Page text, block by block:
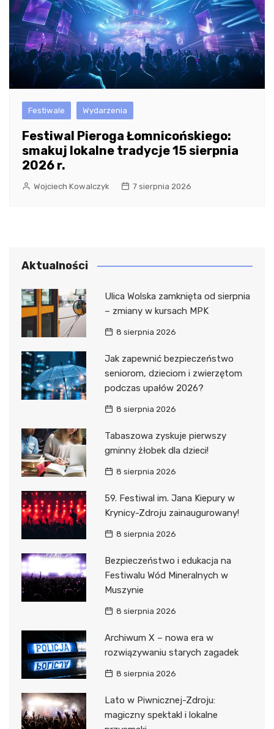
Festiwale Wydarzenia
Festiwal Pieroga Łomnicońskiego:
smakuj lokalne tradycje 15 sierpnia
2026 r.
Wojciech Kowalczyk 7 sierpnia 2026
Aktualności
Ulica Wolska zamknięta od sierpnia
– zmiany w kursach MPK
8 sierpnia 2026
Jak zapewnić bezpieczeństwo
seniorom, dzieciom i zwierzętom
podczas upałów 2026?
8 sierpnia 2026
Tabaszowa zyskuje pierwszy
gminny żłobek dla dzieci!
8 sierpnia 2026
59. Festiwal im. Jana Kiepury w
Krynicy-Zdroju zainaugurowany!
8 sierpnia 2026
Bezpieczeństwo i edukacja na
Festiwalu Wód Mineralnych w
Muszynie
8 sierpnia 2026
Archiwum X – nowa era w
rozwiązywaniu starych zagadek
8 sierpnia 2026
Lato w Piwnicznej-Zdroju:
magiczny spektakl i lokalne